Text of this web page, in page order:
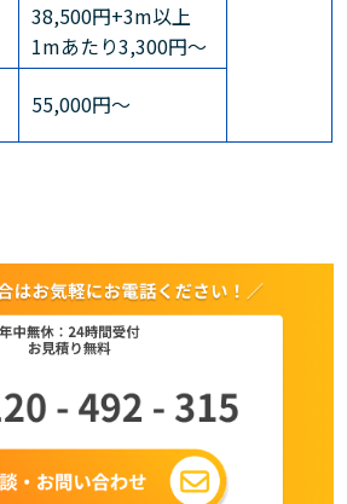
38,500円+3m以上
1mあたり3,300円～
55,000円～